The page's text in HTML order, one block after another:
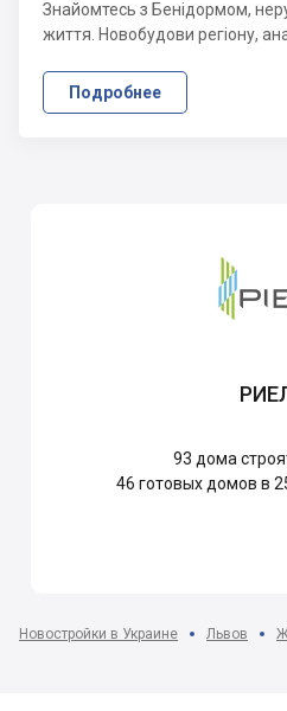
Знайомтесь з Бенідормом,
життя. Новобудови регіону,
Подробнее
93 дома
46 готовых домов в
Новостройки в Украине Львов